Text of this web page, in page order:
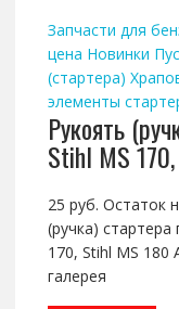
Запчасти для
цена Новинки
(стартера)
элементы
Рукоять
Stihl MS
25 руб. Остаток
(ручка)
170, Stihl MS 180
галерея